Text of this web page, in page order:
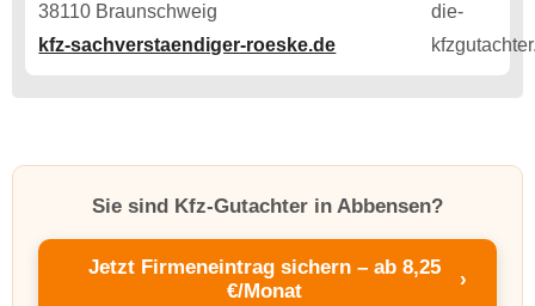
38110 Braunschweig
kfz-sachverstaendiger-roeske.de
Sie sind Kfz-Gutachter in Abbensen?
Jetzt Firmeneintrag sichern – ab 8,25
€/Monat
›